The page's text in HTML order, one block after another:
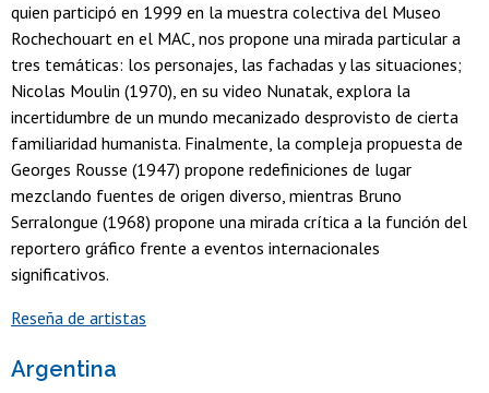
quien participó en 1999 en la muestra colectiva del Museo
Rochechouart en el MAC, nos propone una mirada particular a
tres temáticas: los personajes, las fachadas y las situaciones;
Nicolas Moulin (1970), en su video Nunatak, explora la
incertidumbre de un mundo mecanizado desprovisto de cierta
familiaridad humanista. Finalmente, la compleja propuesta de
Georges Rousse (1947) propone redefiniciones de lugar
mezclando fuentes de origen diverso, mientras Bruno
Serralongue (1968) propone una mirada crítica a la función del
reportero gráfico frente a eventos internacionales
significativos.
Reseña de artistas
Argentina